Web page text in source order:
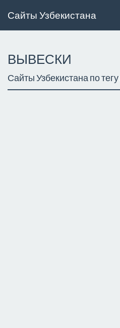
Сайты Узбекистана
ВЫВЕСКИ
Сайты Узбекистана по тегу